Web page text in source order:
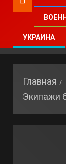
УКРАИНА
Главная
Экипажи